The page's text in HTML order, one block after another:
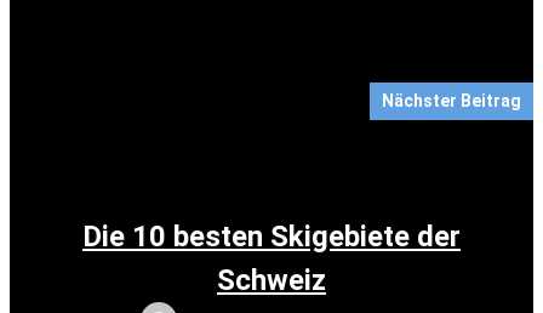
Nächster Beitrag
Die 10 besten Skigebiete der
Schweiz